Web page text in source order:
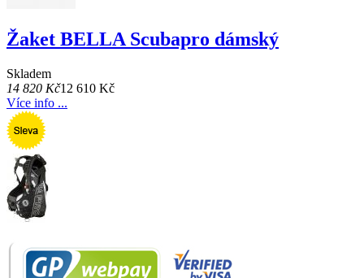
Žaket BELLA Scubapro dámský
Skladem
14 820 Kč12 610 Kč
Více info ...